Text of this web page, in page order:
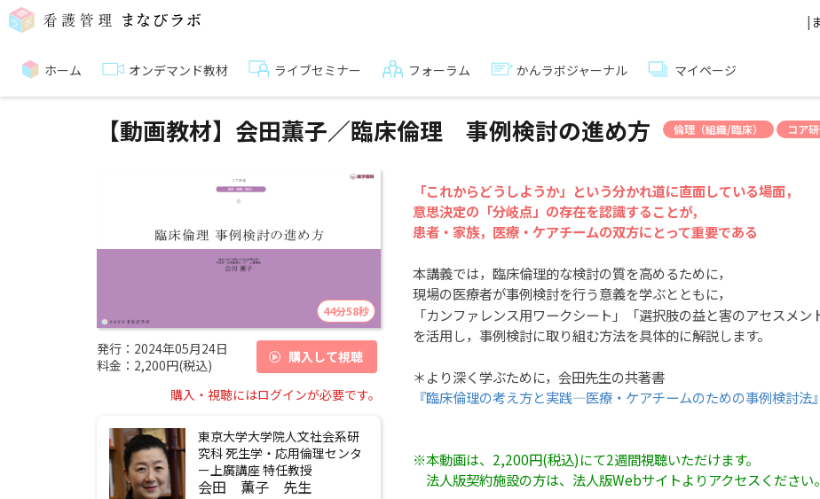
|
ホーム オンデマンド教材 ライブセミナー フォーラム かんラボジャーナル マイページ
【動画教材】会田薫子／臨床倫理 事例検討の進め方 倫理（組織/臨床） コア
「これからどうしようか」という分かれ道に直面している場面，
意思決定の「分岐点」の存在を認識することが，
患者・家族，医療・ケアチームの双方にとって重要である
本講義では，臨床倫理的な検討の質を高めるために，
現場の医療者が事例検討を行う意義を学ぶとともに，
「カンファレンス用ワークシート」「選択肢の益と害のアセスメン
を活用し，事例検討に取り組む方法を具体的に解説します。
＊より深く学ぶために，会田先生の共著書
『臨床倫理の考え方と実践―医療・ケアチームのための事例検討法』
※本動画は、2,200円(税込)にて2週間視聴いただけます。
法人版契約施設の方は、 法人版Webサイトよりアクセスください。
44分58秒
発行： 2024年05月24日
料金： 2,200円(税込) 購入して視聴
購入・ 視聴にはログインが必要です。
東京大学大学院人文社会系研
究科 死生学・応用倫理センタ
ー上廣講座 特任教授
会田 薫子 先生